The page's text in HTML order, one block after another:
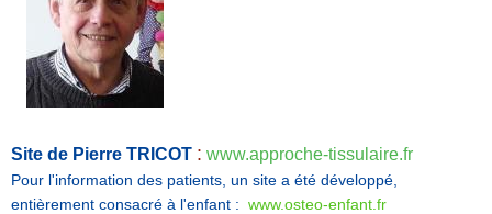
Site de Pierre TRICOT : www.approche-tissulaire.fr
Pour l'information des patients, un site a été développé,
entièrement consacré à l'enfant : www.osteo-enfant.fr